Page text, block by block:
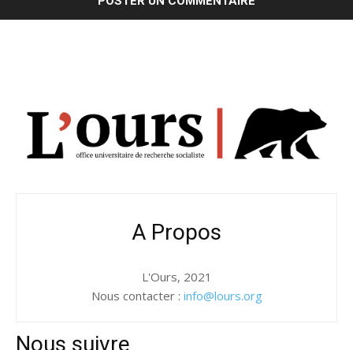
A Propos
L'Ours, 2021
Nous contacter : info@lours.org
Nous suivre